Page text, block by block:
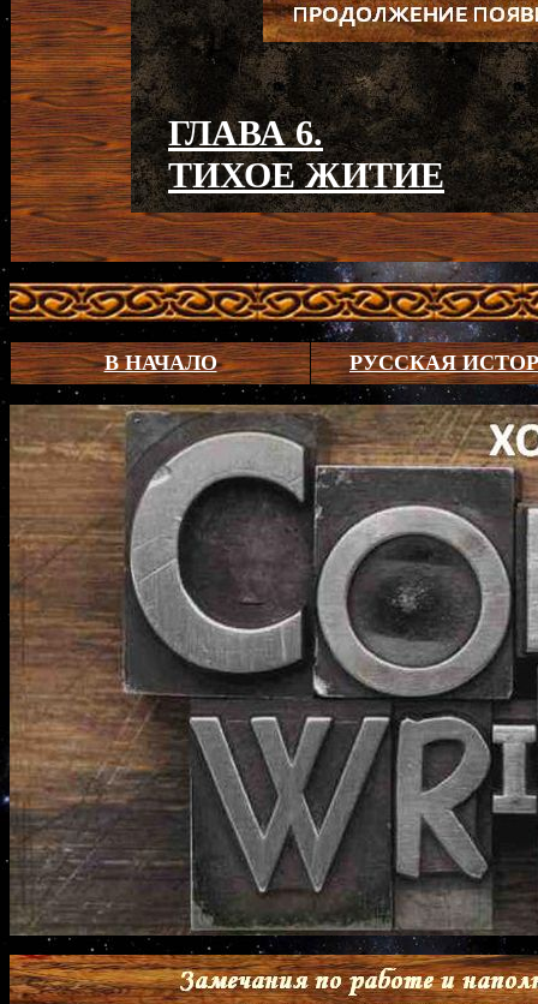
ГЛАВА 6.
ТИХОЕ ЖИТИЕ
В НАЧАЛО РУССКАЯ